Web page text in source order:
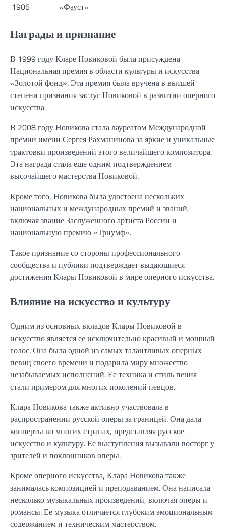
1906
«Фауст»
Награды и признание
В 1999 году Кларе Новиковой была присуждена
Национальная премия в области культуры и искусства
«Золотой фонд». Эта премия была вручена в высшей
степени признания заслуг Новиковой в развитии оперного
искусства.
В 2008 году Новикова стала лауреатом Международной
премии имени Сергея Рахманинова за яркие и уникальные
трактовки произведений этого величайшего композитора.
Эта награда стала еще одним подтверждением
высочайшего мастерства Новиковой.
Кроме того, Новикова была удостоена нескольких
национальных и международных премий и званий,
включая звание Заслуженного артиста России и
национальную премию «Триумф».
Такое признание со стороны профессионального
сообщества и публики подтверждает выдающиеся
достижения Клары Новиковой в мире оперного искусства.
Влияние на искусство и культуру
Одним из основных вкладов Клары Новиковой в
искусство является ее исключительно красивый и мощный
голос. Она была одной из самых талантливых оперных
певиц своего времени и подарила миру множество
незабываемых исполнений. Ее техника и стиль пения
стали примером для многих поколений певцов.
Клара Новикова также активно участвовала в
распространении русской оперы за границей. Она дала
концерты во многих странах, представляя русское
искусство и культуру. Ее выступления вызывали восторг у
зрителей и поклонников оперы.
Кроме оперного искусства, Клара Новикова также
занималась композицией и преподаванием. Она написала
несколько музыкальных произведений, включая оперы и
романсы. Ее музыка отличается глубоким эмоциональным
содержанием и техническим мастерством.